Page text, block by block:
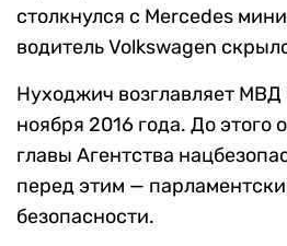
столкнулся с Mercedes
водитель Volkswagen
Нуходжич возглавляет МВД
ноября 2016 года. До этого
главы Агентства
перед этим —
безопасности.